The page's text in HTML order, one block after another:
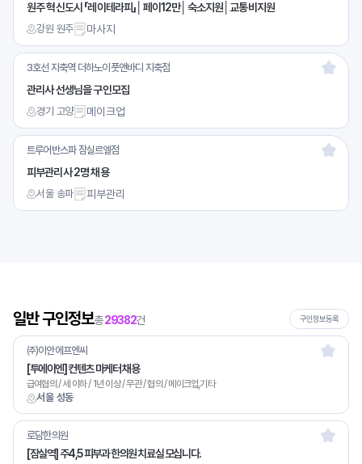
원주 혁신도시 「레이테라피」│페이12만│숙소지원│교통비지원
강원 원주 마사지
3호선 지축역 더하노이풋앤바디 지축점
관리사 선생님을 구인모집
경기 고양 메이크업
트루어반스파 잠실르엘점
피부관리사 2명 채용
서울 송파 피부관리
일반 구인정보총29382건 구인정보등록
서울 성동
㈜이안에프엔씨
[투에이엔] 컨텐츠 마케터 채용
급여협의 / 세 이하 / 1년 이상 / 무관 / 협의 / 메이크업,기타
로담한의원
[잠실역] 주4,5 피부과 한의원 치료실 모십니다.